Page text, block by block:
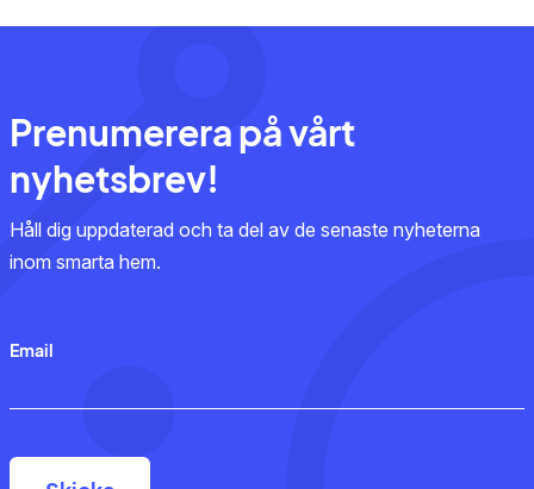
Prenumerera på vårt
nyhetsbrev!
Håll dig uppdaterad och ta del av de senaste nyheterna
inom smarta hem.
Email